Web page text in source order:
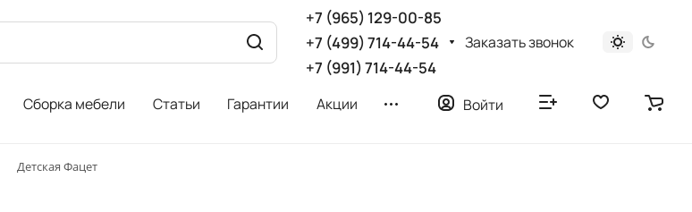
+7 (965) 129-00-85
+7 (499) 714-44-54
+7 (991) 714-44-54
Заказать звонок
Сборка мебели Статьи Гарантии Акции Войти
Детская Фацет